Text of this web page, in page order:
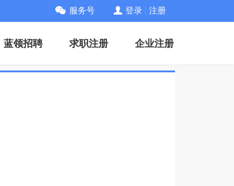
服务号 登录 注册
蓝领招聘 求职注册 企业注册